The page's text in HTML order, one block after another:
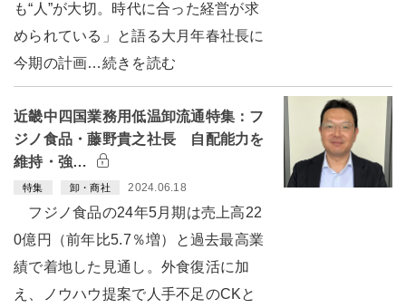
も“人”が大切。時代に合った経営が求
められている」と語る大月年春社長に
今期の計画…続きを読む
近畿中四国業務用低温卸流通特集：フ
ジノ食品・藤野貴之社長 自配能力を
維持・強…
特集 卸・商社 2024.06.18
フジノ食品の24年5月期は売上高22
0億円（前年比5.7％増）と過去最高業
績で着地した見通し。外食復活に加
え、ノウハウ提案で人手不足のCKと